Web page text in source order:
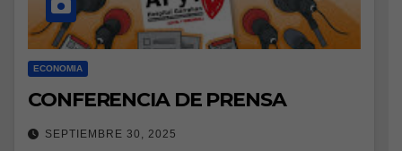
ECONOMIA
CONFERENCIA DE PRENSA
SEPTIEMBRE 30, 2025